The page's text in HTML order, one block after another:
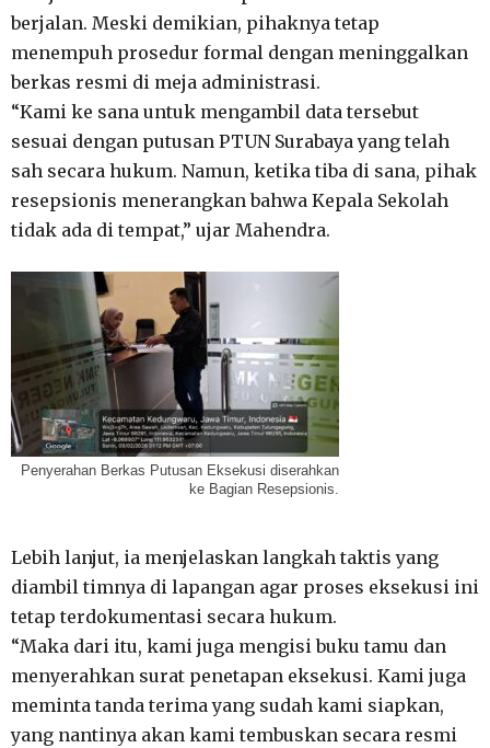
berjalan. Meski demikian, pihaknya tetap
menempuh prosedur formal dengan meninggalkan
berkas resmi di meja administrasi.
“Kami ke sana untuk mengambil data tersebut
sesuai dengan putusan PTUN Surabaya yang telah
sah secara hukum. Namun, ketika tiba di sana, pihak
resepsionis menerangkan bahwa Kepala Sekolah
tidak ada di tempat,” ujar Mahendra.
Penyerahan Berkas Putusan Eksekusi diserahkan
ke Bagian Resepsionis.
Lebih lanjut, ia menjelaskan langkah taktis yang
diambil timnya di lapangan agar proses eksekusi ini
tetap terdokumentasi secara hukum.
“Maka dari itu, kami juga mengisi buku tamu dan
menyerahkan surat penetapan eksekusi. Kami juga
meminta tanda terima yang sudah kami siapkan,
yang nantinya akan kami tembuskan secara resmi